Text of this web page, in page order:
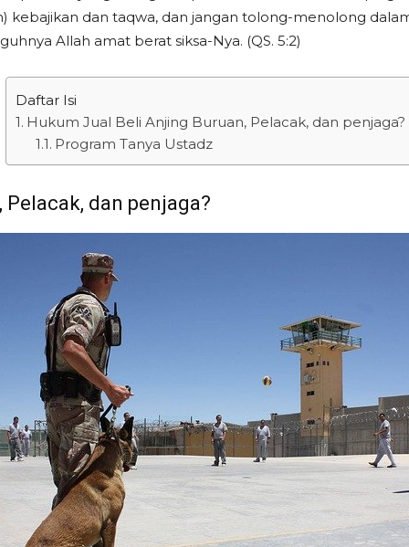
dan taqwa, dan jangan tolong-menolong
Allah amat berat siksa-Nya. (QS. 5:2)
Daftar Isi
Hukum Jual Beli Anjing Buruan, Pelacak, dan penjaga?
Program Tanya Ustadz
dan penjaga?